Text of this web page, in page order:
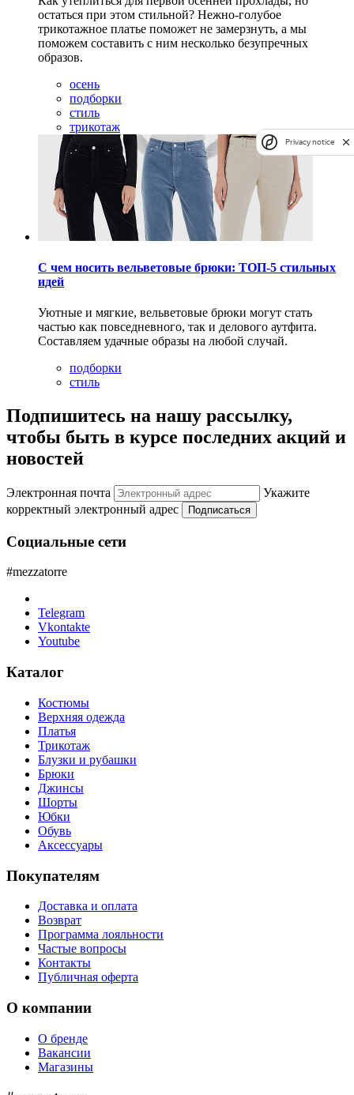
остаться при этом стильной? Нежно-голубое
трикотажное платье поможет не замерзнуть, а мы
поможем составить с ним несколько безупречных
образов.
осень
подборки
стиль
трикотаж
С чем носить вельветовые брюки: ТОП-5 стильных
идей
Уютные и мягкие, вельветовые брюки могут стать
частью как повседневного, так и делового аутфита.
Составляем удачные образы на любой случай.
подборки
стиль
Подпишитесь на нашу рассылку,
чтобы быть в курсе последних акций и
новостей
Электронная почта
Укажите
корректный электронный адрес
Подписаться
Социальные сети
#mezzatorre
Telegram
Vkontakte
Youtube
Каталог
Костюмы
Верхняя одежда
Платья
Трикотаж
Блузки и рубашки
Брюки
Джинсы
Шорты
Юбки
Обувь
Аксессуары
Покупателям
Доставка и оплата
Возврат
Программа лояльности
Частые вопросы
Контакты
Публичная оферта
О компании
О бренде
Вакансии
Магазины
Privacy notice